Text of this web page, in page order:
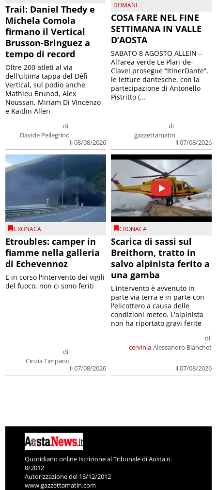
Trail: Daniel Thedy e
Michela Comola
firmano il Vertical
Brusson-Bringuez a
tempo di record
di
Davide Pellegrino
il 08/08/2026
Oltre 200 atleti al via
dell'ultima tappa del Défì
Vertical, sul podio anche
Mathieu Brunod, Alex
Noussan, Miriam Di Vincenzo
e Kaitlin Allen
DOMANI
COSA FARE NEL FINE
SETTIMANA IN VALLE
D’AOSTA
di
gazzettamatin
il 07/08/2026
SABATO 8 AGOSTO ALLEIN –
All’area verde Le Plan-de-
Clavel prosegue “ItinerDante”,
le letture dantesche, con la
partecipazione di Antonello
Pistritto (...
CRONACA
Etroubles: camper in
fiamme nella galleria
di Echevennoz
di
Cinzia Timpano
il 07/08/2026
E in corso l'intervento dei vigili
del fuoco, non ci sono feriti
CRONACA
Scarica di sassi sul
Breithorn, tratto in
salvo alpinista ferito a
una gamba
cervinia
di
Alessandro Bianchet
il 07/08/2026
L'intervento è avvenuto in
parte via terra e in parte con
l'elicottero a causa delle
condizioni meteo. L'alpinista
non ha riportato gravi ferite
Quotidiano online Iscrizione al Tribunale di Aosta n.
8/2012
Autorizzazione del 13/12/2012
www.gazzettamatin.com